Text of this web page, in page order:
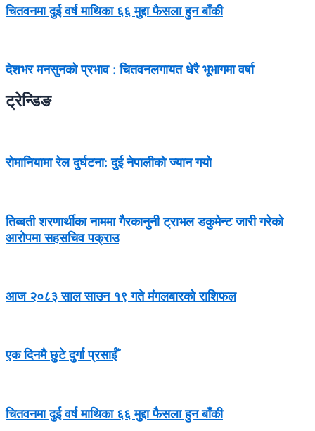
चितवनमा दुई वर्ष माथिका ६६ मुद्दा फैसला हुन बाँकी
देशभर मनसुनको प्रभाव : चितवनलगायत धेरै भूभागमा वर्षा
ट्रेन्डिङ
रोमानियामा रेल दुर्घटना: दुई नेपालीको ज्यान गयो
तिब्बती शरणार्थीका नाममा गैरकानुनी ट्राभल डकुमेन्ट जारी गरेको
आरोपमा सहसचिव पक्राउ
आज २०८३ साल साउन १९ गते मंगलबारको राशिफल
एक दिनमै छुटे दुर्गा प्रसाईँ
चितवनमा दुई वर्ष माथिका ६६ मुद्दा फैसला हुन बाँकी